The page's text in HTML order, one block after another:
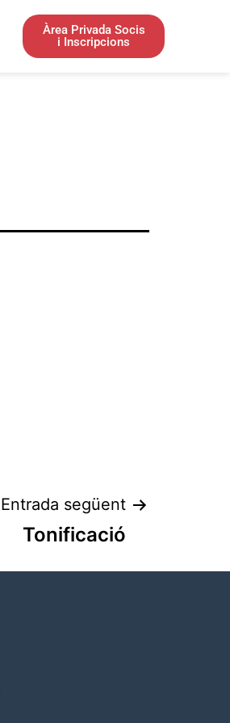
Àrea Privada Socis
i Inscripcions
Entrada següent
Tonificació